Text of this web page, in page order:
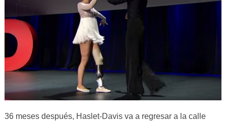
36 meses después, Haslet-Davis va a regresar a la calle